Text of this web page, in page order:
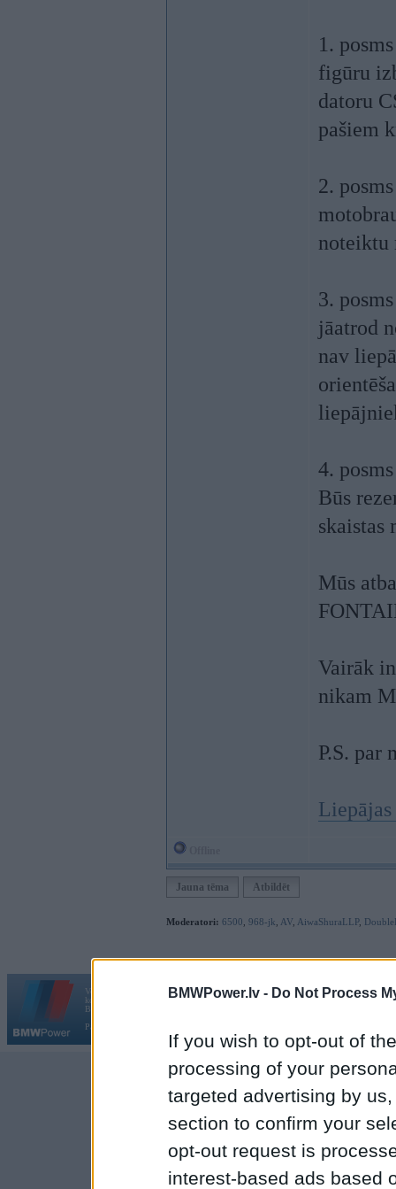
BMWPower.lv - Do Not Process
If you wish to opt-out of
processing of your
targeted advertising by
section to confirm your
opt-out request is
interest-based ads based
1.
figūru
datoru
pašiem
2.
noteiktu
3.
jāatrod
nav
4.
Būs
skaistas
Mūs
Vairāk
nikam
P.S. par
Jauna tēma Atbildēt
Moderatori: 6500 968-jk AV AiwaShuraLLP,
Vortāls BMWPower.lv darbojas
kopš 2002. gada 14. maija. Tas nav auto klubs un nav saistīts ar
BMW AG.
Par BMWPower